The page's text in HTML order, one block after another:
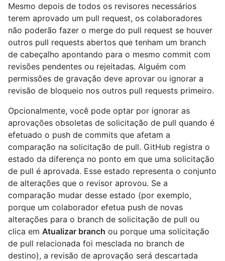
Mesmo depois de todos os revisores necessários
terem aprovado um pull request, os colaboradores
não poderão fazer o merge do pull request se houver
outros pull requests abertos que tenham um branch
de cabeçalho apontando para o mesmo commit com
revisões pendentes ou rejeitadas. Alguém com
permissões de gravação deve aprovar ou ignorar a
revisão de bloqueio nos outros pull requests primeiro.
Opcionalmente, você pode optar por ignorar as
aprovações obsoletas de solicitação de pull quando é
efetuado o push de commits que afetam a
comparação na solicitação de pull. GitHub registra o
estado da diferença no ponto em que uma solicitação
de pull é aprovada. Esse estado representa o conjunto
de alterações que o revisor aprovou. Se a
comparação mudar desse estado (por exemplo,
porque um colaborador efetua push de novas
alterações para o branch de solicitação de pull ou
clica em Atualizar branch ou porque uma solicitação
de pull relacionada foi mesclada no branch de
destino), a revisão de aprovação será descartada